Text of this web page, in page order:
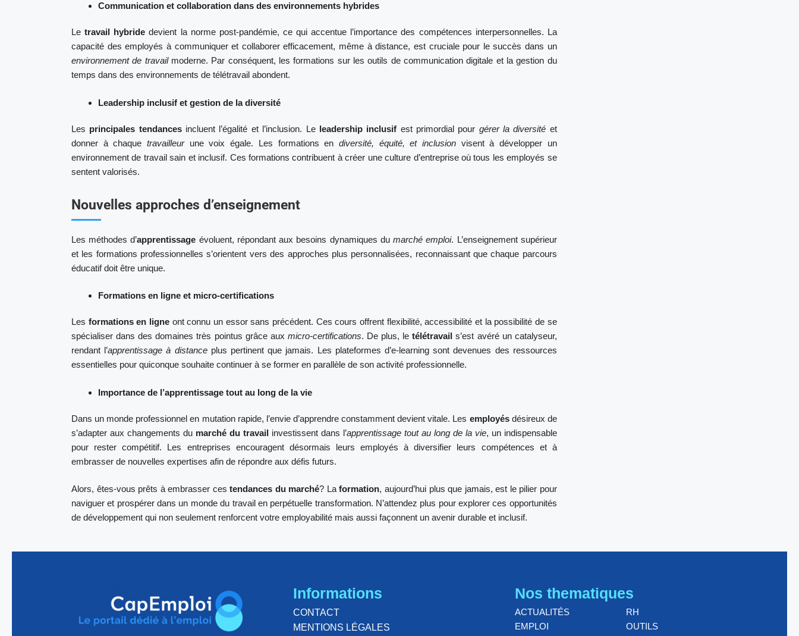
Communication et collaboration dans des environnements hybrides
Letravail hybride devient la norme post-pandémie, ce qui accentue l’importance des compétences interpersonnelles. La
capacité des employés à communiquer et collaborer efficacement, même à distance, est cruciale pour le succès dans un
environnement de travailmoderne. Par conséquent, les formations sur les outils de communication digitale et la gestion du
temps dans des environnements de télétravail abondent.
Leadership inclusif et gestion de la diversité
Les principales tendancesincluent l’égalité et l’inclusion. Le leadership inclusif est primordial pour gérer la diversité et
donner à chaquetravailleurune voix égale. Les formations en diversité, équité, et inclusion visent à développer un
environnement de travail sain et inclusif. Ces formations contribuent à créer une culture d’entreprise où tous les employés se
sentent valorisés.
Nouvelles approches d’enseignement
Les méthodes d’apprentissage évoluent, répondant aux besoins dynamiques dumarché emploi. L’enseignement supérieur
et les formations professionnelles s’orientent vers des approches plus personnalisées, reconnaissant que chaque parcours
éducatif doit être unique.
Formations en ligne et micro-certifications
Les formations en ligne ont connu un essor sans précédent. Ces cours offrent flexibilité, accessibilité et la possibilité de se
spécialiser dans des domaines très pointus grâce aux micro-certifications. De plus, letélétravail s’est avéré un catalyseur,
rendant l’apprentissage à distanceplus pertinent que jamais. Les plateformes d’e-learning sont devenues des ressources
essentielles pour quiconque souhaite continuer à se former en parallèle de son activité professionnelle.
Importance de l’apprentissage tout au long de la vie
Dans un monde professionnel en mutation rapide, l’envie d’apprendre constamment devient vitale. Les employésdésireux de
s’adapter aux changements du marché du travailinvestissent dans l’apprentissage tout au long de la vie, un indispensable
pour rester compétitif. Les entreprises encouragent désormais leurs employés à diversifier leurs compétences et à
embrasser de nouvelles expertises afin de répondre aux défis futurs.
Alors, êtes-vous prêts à embrasser cestendances du marché? Laformation, aujourd’hui plus que jamais, est le pilier pour
naviguer et prospérer dans un monde du travail en perpétuelle transformation. N’attendez plus pour explorer ces opportunités
de développement qui non seulement renforcent votre employabilité mais aussi façonnent un avenir durable et inclusif.
Informations
CONTACT
MENTIONS LÉGALES
Nos thematiques
ACTUALITÉS
EMPLOI
RH
OUTILS